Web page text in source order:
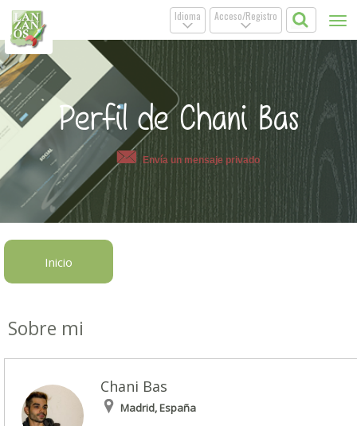
Acceso/Registro
.
Idioma
.
Perfil de Chani Bas
Envía un mensaje privado
Inicio
Sobre mi
Chani Bas
Madrid, España